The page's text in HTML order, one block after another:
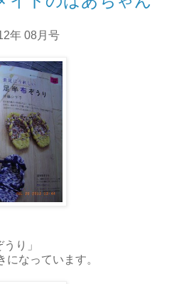
年 08月号
り」
なっています。